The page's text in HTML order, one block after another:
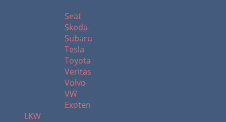
Seat
Skoda
Subaru
Tesla
Toyota
Veritas
Volvo
VW
Exoten
LKW